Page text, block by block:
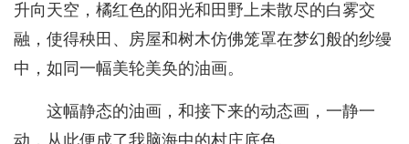
升向天空，橘红色的阳光和田野上未散尽的白雾交
融，使得秧田、房屋和树木仿佛笼罩在梦幻般的纱缦
中，如同一幅美轮美奂的油画。
这幅静态的油画，和接下来的动态画，一静一